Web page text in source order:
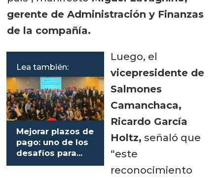
gerente de Administración y Finanzas
de la compañía.
Lea también:
Mejorar plazos de
pago: uno de los
desafíos para
fortalecer la
Luego, el
vicepresidente de
Salmones
Camanchaca,
Ricardo García
Holtz, señaló que
“este
reconocimiento